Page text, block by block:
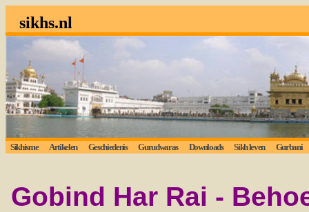
sikhs.nl
Sikhisme Artikelen Geschiedenis Gurudwaras Downloads Sikh leven Gurbani
Gobind Har Rai -